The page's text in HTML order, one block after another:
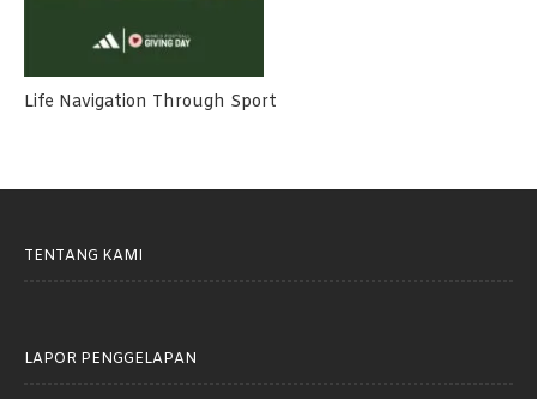
Life Navigation Through Sport
TENTANG KAMI
LAPOR PENGGELAPAN